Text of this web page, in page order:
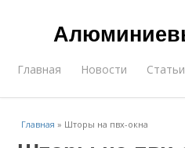
Главная Новости Статьи
Главная » Шторы на пвх-окна